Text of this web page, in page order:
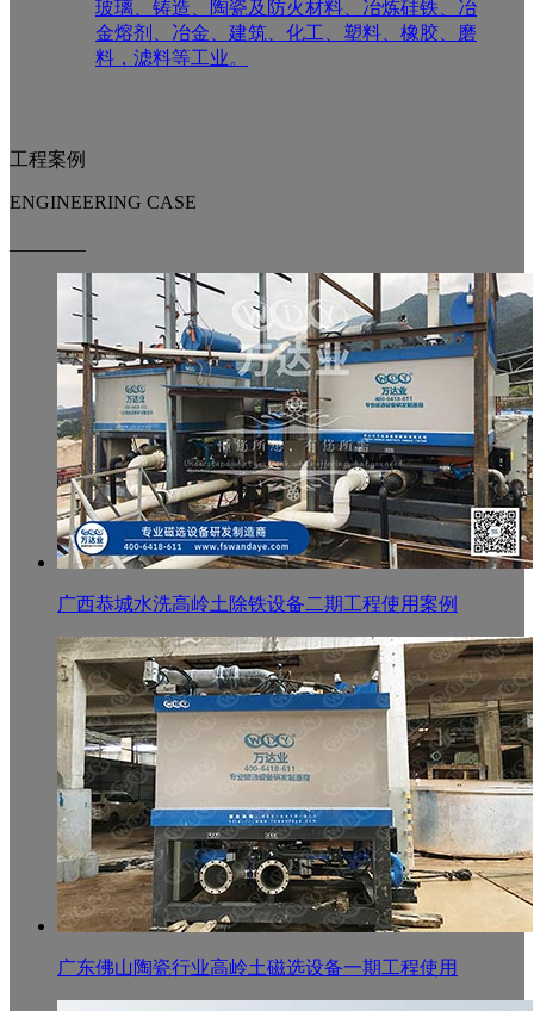
玻璃、铸造、陶瓷及防火材料、冶炼硅铁、冶
金熔剂、冶金、建筑、化工、塑料、橡胶、磨
料，滤料等工业。
工程案例
ENGINEERING CASE
广西恭城水洗高岭土除铁设备二期工程使用案例
广东佛山陶瓷行业高岭土磁选设备一期工程使用